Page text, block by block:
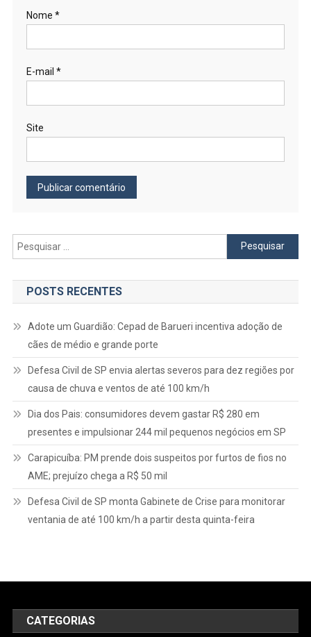
Nome *
E-mail *
Site
Pesquisar
por:
POSTS RECENTES
Adote um Guardião: Cepad de Barueri incentiva adoção de
cães de médio e grande porte
Defesa Civil de SP envia alertas severos para dez regiões por
causa de chuva e ventos de até 100 km/h
Dia dos Pais: consumidores devem gastar R$ 280 em
presentes e impulsionar 244 mil pequenos negócios em SP
Carapicuíba: PM prende dois suspeitos por furtos de fios no
AME; prejuízo chega a R$ 50 mil
Defesa Civil de SP monta Gabinete de Crise para monitorar
ventania de até 100 km/h a partir desta quinta-feira
CATEGORIAS